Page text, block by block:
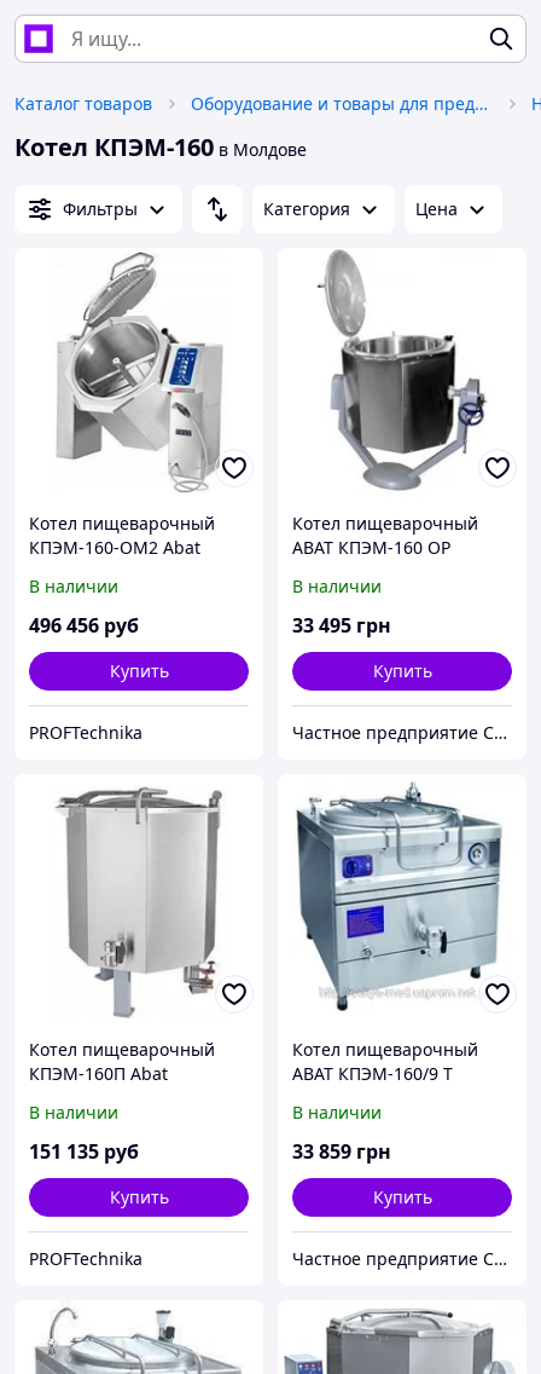
Каталог товаров Оборудование и товары для предоставления услуг
Котел КПЭМ-160 в Молдове
Фильтры Категория Цена
Котел пищеварочный
КПЭМ-160-ОМ2 Abat
В наличии
496 456 руб
Купить
PROFTechnika
Котел пищеварочный
ABAT КПЭМ-160 ОР
В наличии
33 495 грн
Купить
Частное предприятие София Мед
Котел пищеварочный
КПЭМ-160П Abat
В наличии
151 135 руб
Купить
PROFTechnika
Котел пищеварочный
ABAT КПЭМ-160/9 Т
В наличии
33 859 грн
Купить
Частное предприятие София Мед